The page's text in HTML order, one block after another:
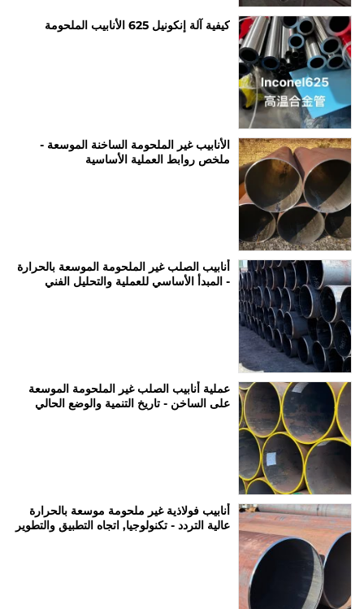
كيفية آلة إنكونيل 625 الأنابيب الملحومة
الأنابيب غير الملحومة الساخنة الموسعة -
ملخص روابط العملية الأساسية
أنابيب الصلب غير الملحومة الموسعة بالحرارة
- المبدأ الأساسي للعملية والتحليل الفني
عملية أنابيب الصلب غير الملحومة الموسعة
على الساخن - تاريخ التنمية والوضع الحالي
أنابيب فولاذية غير ملحومة موسعة بالحرارة
عالية التردد - تكنولوجيا, اتجاه التطبيق والتطوير